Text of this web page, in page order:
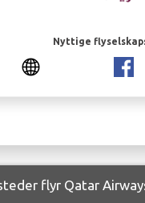
Nyttige
flyr Qatar